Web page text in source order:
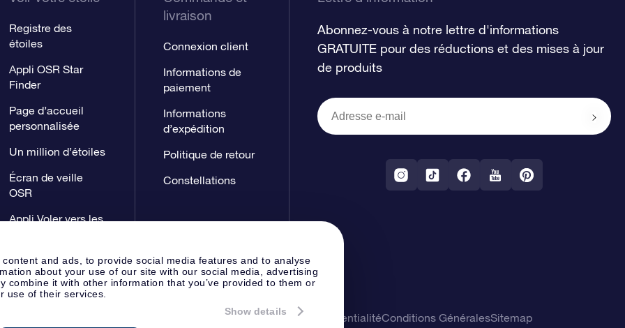
and ads, to provide social media features and to analyse
about your use of our site with our social media, advertising
combine it with other information that you’ve provided to them or
use of their services.
Show details
Registre des
étoiles
Appli OSR Star
Finder
Page d’accueil
personnalisée
Un million d’étoiles
Écran de veille
OSR
Appli Voler vers les
livraison
Connexion client
Informations de
paiement
Informations
d’expédition
Politique de retour
Constellations
Abonnez-vous à notre lettre d'informations
GRATUITE pour des réductions et des mises à jour
de produits
Page de presseDéclaration de confidentialitéConditions GénéralesSitemap